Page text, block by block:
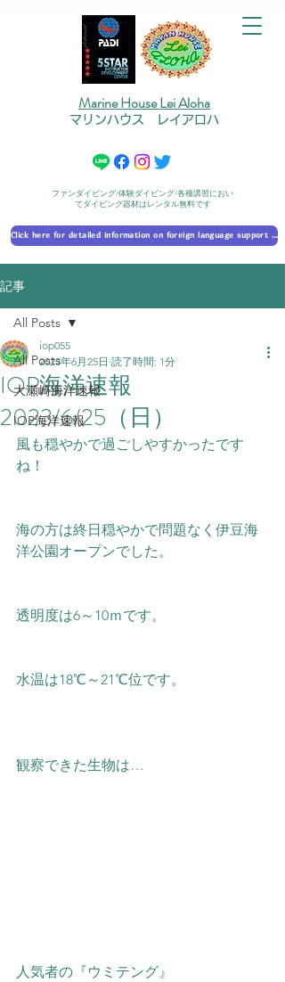
Marine House Lei Aloha
マリンハウス レイアロハ
ファンダイビング/体験ダイビング/各種講習におい
てダイビング器材はレンタル無料です
Click here for detailed information on foreign language support 外国語対応の詳細に​ついて
記事
All Posts
大瀬崎海洋速報
IOP海洋速報
All Posts
IOP海洋速報
2023/6/25（日）
iop055
2023年6月25日 読了時間: 1分
風も穏やかで過ごしやすかったです
ね！
海の方は終日穏やかで問題なく伊豆海
洋公園オープンでした。
透明度は6～10ｍです。
水温は18℃～21℃位です。
観察できた生物は…
人気者の『ウミテング』